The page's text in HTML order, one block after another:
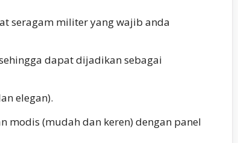
seragam militer yang wajib anda
dapat dijadikan sebagai
elegan).
modis (mudah dan keren) dengan panel